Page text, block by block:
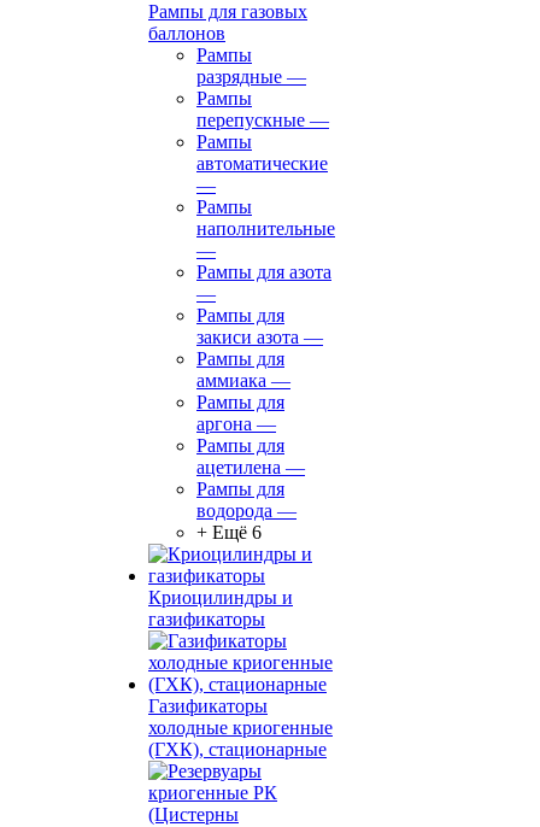
Рампы для газовых
баллонов
Рампы
разрядные —
Рампы
перепускные —
Рампы
автоматические
—
Рампы
наполнительные
—
Рампы для азота
—
Рампы для
закиси азота —
Рампы для
аммиака —
Рампы для
аргона —
Рампы для
ацетилена —
Рампы для
водорода —
+ Ещё 6
Криоцилиндры и
газификаторы
Газификаторы
холодные криогенные
(ГХК), стационарные